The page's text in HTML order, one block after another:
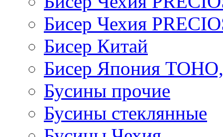
Бисер Чехия
Бисер Китай
Бисер Япония
Бусины прочие
Бусины стеклянные